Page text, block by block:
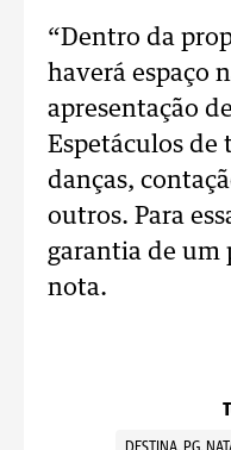
“Dentro da
haverá espaço
apresentação
Espetáculos de
danças,
outros. Para
garantia de um
nota.